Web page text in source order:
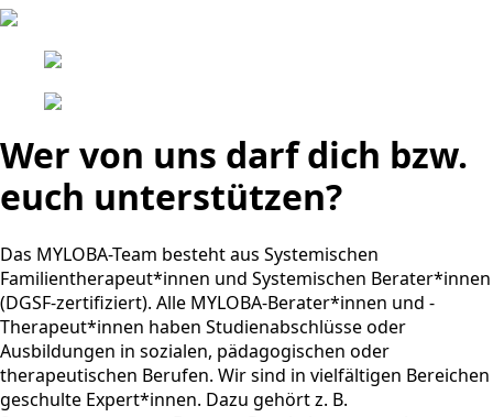
Wer von uns darf dich bzw.
euch unterstützen?
Das MYLOBA-Team besteht aus Systemischen
Familientherapeut*innen und Systemischen Berater*innen
(DGSF-zertifiziert). Alle MYLOBA-Berater*innen und -
Therapeut*innen haben Studienabschlüsse oder
Ausbildungen in sozialen, pädagogischen oder
therapeutischen Berufen. Wir sind in vielfältigen Bereichen
geschulte Expert*innen. Dazu gehört z. B.